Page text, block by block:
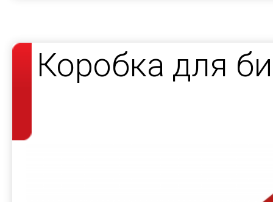
Коробка для